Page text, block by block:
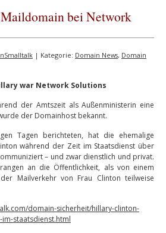
bei Network
| Kategorie: Domain News, Domain
war Network Solutions
der Amtszeit als Außenministerin eine
der Domainhost bekannt.
Tagen berichteten, hat die ehemalige
während der Zeit im Staatsdienst über
– und zwar dienstlich und privat.
an die Öffentlichkeit, als von einem
der Mailverkehr von Frau Clinton teilweise
domain-sicherheit/hillary-clinton-
staatsdienst.html